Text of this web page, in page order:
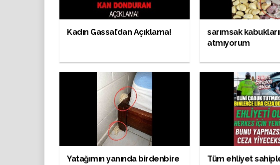
Kadın Gassal’dan Açıklama!
sarımsak
atmıyorum
Yatağımın yanında birdenbire
Tüm ehliyet